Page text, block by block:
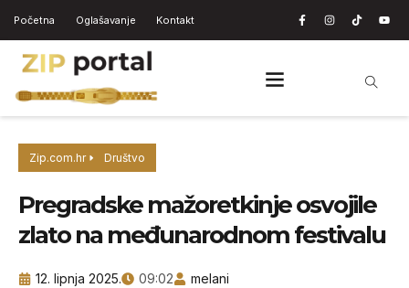
Početna Oglašavanje Kontakt
Zip.com.hr Društvo
Pregradske mažoretkinje osvojile
zlato na međunarodnom festivalu
12. lipnja 2025. 09:02 melani